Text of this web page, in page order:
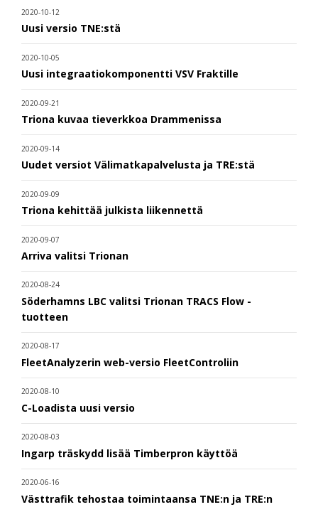
2020-10-12
Uusi versio TNE:stä
2020-10-05
Uusi integraatiokomponentti VSV Fraktille
2020-09-21
Triona kuvaa tieverkkoa Drammenissa
2020-09-14
Uudet versiot Välimatkapalvelusta ja TRE:stä
2020-09-09
Triona kehittää julkista liikennettä
2020-09-07
Arriva valitsi Trionan
2020-08-24
Söderhamns LBC valitsi Trionan TRACS Flow -
tuotteen
2020-08-17
FleetAnalyzerin web-versio FleetControliin
2020-08-10
C-Loadista uusi versio
2020-08-03
Ingarp träskydd lisää Timberpron käyttöä
2020-06-16
Västtrafik tehostaa toimintaansa TNE:n ja TRE:n